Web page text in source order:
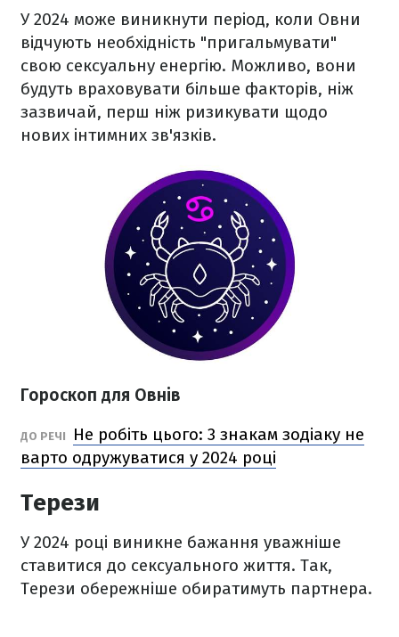
У 2024 може виникнути період, коли Овни
відчують необхідність "пригальмувати"
свою сексуальну енергію. Можливо, вони
будуть враховувати більше факторів, ніж
зазвичай, перш ніж ризикувати щодо
нових інтимних зв'язків.
Гороскоп для Овнів
ДО РЕЧІ
Не робіть цього: 3 знакам зодіаку не
варто одружуватися у 2024 році
Терези
У 2024 році виникне бажання уважніше
ставитися до сексуального життя. Так,
Терези обережніше обиратимуть партнера.